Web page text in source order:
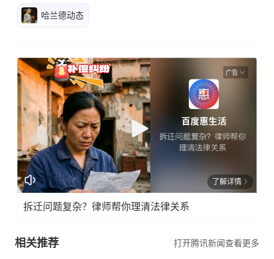
哈兰德动态
广告
了解详情
拆迁问题复杂？律师帮你理清法律关系
相关推荐 打开腾讯新闻查看更多